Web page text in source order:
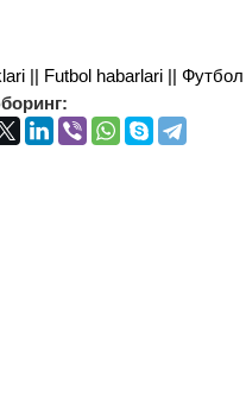
|| Futbol habarlari ||